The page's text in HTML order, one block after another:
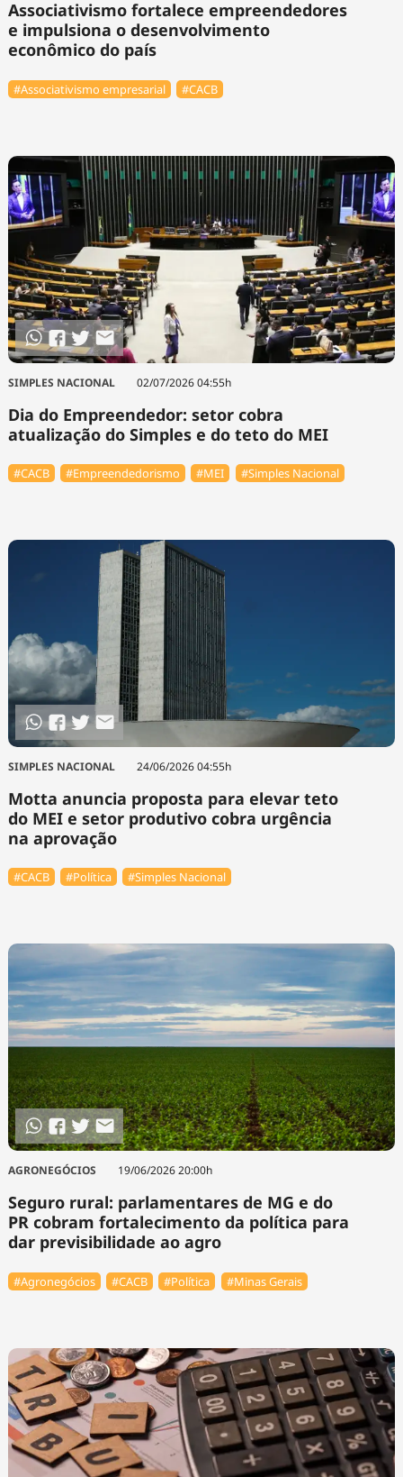
Associativismo fortalece empreendedores
e impulsiona o desenvolvimento
econômico do país
#Associativismo empresarial #⁠CACB
SIMPLES NACIONAL 02/07/2026 04:55h
Dia do Empreendedor: setor cobra
atualização do Simples e do teto do MEI
#⁠CACB #Empreendedorismo #MEI #Simples Nacional
SIMPLES NACIONAL 24/06/2026 04:55h
Motta anuncia proposta para elevar teto
do MEI e setor produtivo cobra urgência
na aprovação
#⁠CACB #Política #Simples Nacional
AGRONEGÓCIOS 19/06/2026 20:00h
Seguro rural: parlamentares de MG e do
PR cobram fortalecimento da política para
dar previsibilidade ao agro
#Agronegócios #⁠CACB #Política #Minas Gerais